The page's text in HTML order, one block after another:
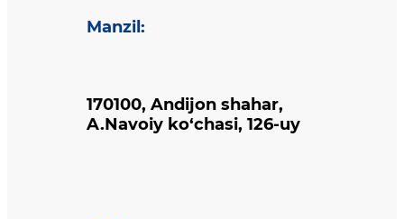
Manzil :
170100, Andijon shahar,
A.Navoiy ko‘chasi, 126-uy